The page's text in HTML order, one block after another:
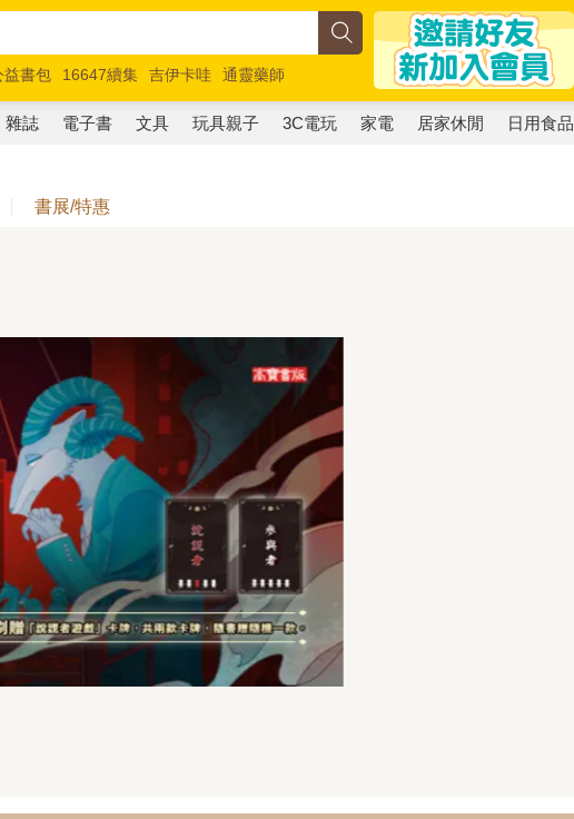
益書包 16647續集 吉伊卡哇
通靈藥師
斯克 玩具總動員5 超慢跑
雜誌 電子書 文具 玩具親子 3C電玩 家電 居家休閒 日用食品
書展/特惠
電子書